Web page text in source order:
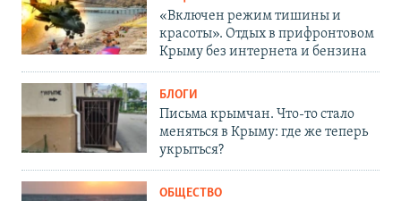
«Включен режим тишины и
красоты». Отдых в прифронтовом
Крыму без интернета и бензина
БЛОГИ
Письма крымчан. Что-то стало
меняться в Крыму: где же теперь
укрыться?
ОБЩЕСТВО